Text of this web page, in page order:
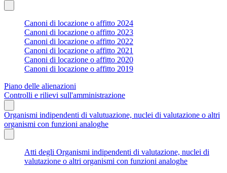
Canoni di locazione o affitto 2024
Canoni di locazione o affitto 2023
Canoni di locazione o affitto 2022
Canoni di locazione o affitto 2021
Canoni di locazione o affitto 2020
Canoni di locazione o affitto 2019
Piano delle alienazioni
Controlli e rilievi sull'amministrazione
Organismi indipendenti di valutuazione, nuclei di valutazione o altri
organismi con funzioni analoghe
Atti degli Organismi indipendenti di valutazione, nuclei di
valutazione o altri organismi con funzioni analoghe